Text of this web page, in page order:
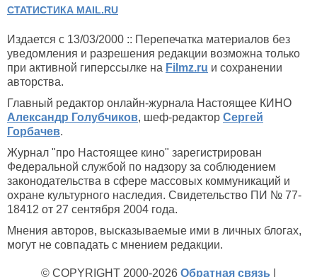
СТАТИСТИКА MAIL.RU
Издается с 13/03/2000 :: Перепечатка материалов без
уведомления и разрешения редакции возможна только
при активной гиперссылке на Filmz.ru и сохранении
авторства.
Главный редактор онлайн-журнала Настоящее КИНО
Александр Голубчиков, шеф-редактор Сергей
Горбачев.
Журнал "про Настоящее кино" зарегистрирован
Федеральной службой по надзору за соблюдением
законодательства в сфере массовых коммуникаций и
охране культурного наследия. Свидетельство ПИ № 77-
18412 от 27 сентября 2004 года.
Мнения авторов, высказываемые ими в личных блогах,
могут не совпадать с мнением редакции.
© COPYRIGHT 2000-2026 Обратная связь